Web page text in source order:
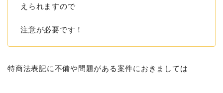
えられますので
注意が必要です！
特商法表記に不備や問題がある案件におきましては